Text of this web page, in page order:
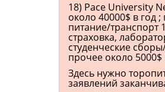
18) Pace University
около 40000$ в год
питание/транспорт
страховка,
студенческие
прочее около 5000$
Здесь нужно
заявлений